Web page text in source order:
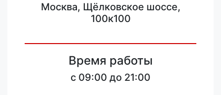
Москва, Щёлковское шоссе,
100к100
Время работы
c 09:00 до 21:00